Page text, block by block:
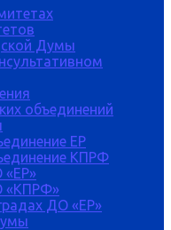
Думы
объединений
ЕР
КПРФ
«КПРФ»
ДО «ЕР»